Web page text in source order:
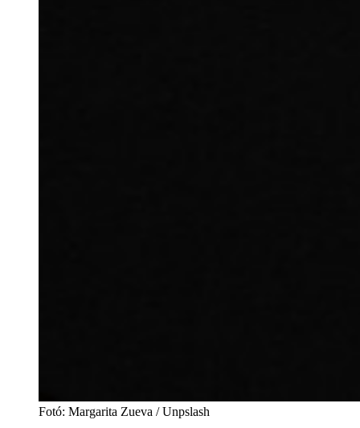
Fotó: Margarita Zueva / Unpslash